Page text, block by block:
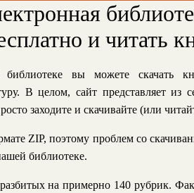
и читать
вы можете скачать
В целом, сайт представляет из
заходите и скачивайте (или
ZIP, поэтому проблем со
библиотеке.
на примерно 140 рубрик.